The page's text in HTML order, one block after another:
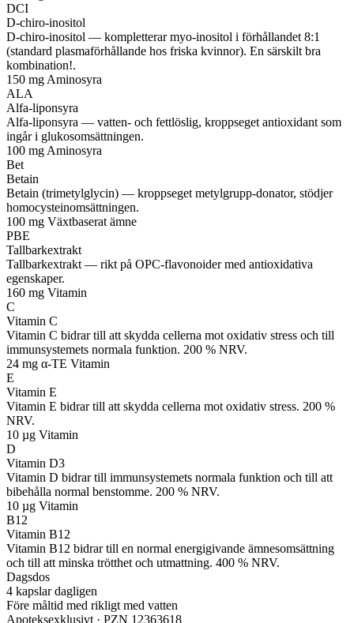
DCI
D-chiro-inositol
D-chiro-inositol — kompletterar myo-inositol i förhållandet 8:1
(standard plasmaförhållande hos friska kvinnor). En särskilt bra
kombination!.
150 mg Aminosyra
ALA
Alfa-liponsyra
Alfa-liponsyra — vatten- och fettlöslig, kroppseget antioxidant som
ingår i glukosomsättningen.
100 mg Aminosyra
Bet
Betain
Betain (trimetylglycin) — kroppseget metylgrupp-donator, stödjer
homocysteinomsättningen.
100 mg Växtbaserat ämne
PBE
Tallbarkextrakt
Tallbarkextrakt — rikt på OPC-flavonoider med antioxidativa
egenskaper.
160 mg Vitamin
C
Vitamin C
Vitamin C bidrar till att skydda cellerna mot oxidativ stress och till
immunsystemets normala funktion. 200 % NRV.
24 mg α-TE Vitamin
E
Vitamin E
Vitamin E bidrar till att skydda cellerna mot oxidativ stress. 200 %
NRV.
10 µg Vitamin
D
Vitamin D3
Vitamin D bidrar till immunsystemets normala funktion och till att
bibehålla normal benstomme. 200 % NRV.
10 µg Vitamin
B12
Vitamin B12
Vitamin B12 bidrar till en normal energigivande ämnesomsättning
och till att minska trötthet och utmattning. 400 % NRV.
Dagsdos
4 kapslar dagligen
Före måltid med rikligt med vatten
Apoteksexklusivt · PZN 12363618